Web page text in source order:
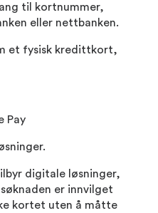
til kortnummer,
eller nettbanken.
et fysisk kredittkort,
Pay
digitale løsninger,
er innvilget
kortet uten å måtte